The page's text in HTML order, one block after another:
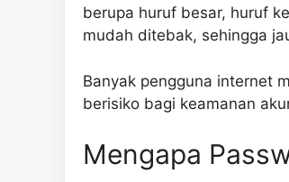
berupa huruf besar, huruf
mudah ditebak, sehingga
Banyak pengguna internet
berisiko bagi keamanan
Mengapa